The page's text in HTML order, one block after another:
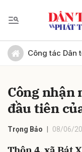
Công tác Dân
Công nhận
đầu tiên
Trọng Bảo 08/06/
Gửi bình luận